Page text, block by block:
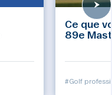
Ce que
89e
#Golf